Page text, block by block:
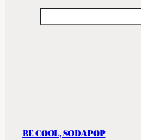
BE COOL, SODAPOP